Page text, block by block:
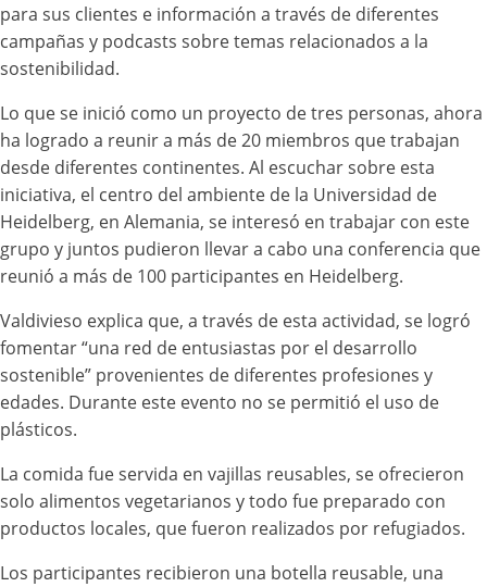
para sus clientes e información a través de diferentes
campañas y podcasts sobre temas relacionados a la
sostenibilidad.
Lo que se inició como un proyecto de tres personas, ahora
ha logrado a reunir a más de 20 miembros que trabajan
desde diferentes continentes. Al escuchar sobre esta
iniciativa, el centro del ambiente de la Universidad de
Heidelberg, en Alemania, se interesó en trabajar con este
grupo y juntos pudieron llevar a cabo una conferencia que
reunió a más de 100 participantes en Heidelberg.
Valdivieso explica que, a través de esta actividad, se logró
fomentar “una red de entusiastas por el desarrollo
sostenible” provenientes de diferentes profesiones y
edades. Durante este evento no se permitió el uso de
plásticos.
La comida fue servida en vajillas reusables, se ofrecieron
solo alimentos vegetarianos y todo fue preparado con
productos locales, que fueron realizados por refugiados.
Los participantes recibieron una botella reusable, una